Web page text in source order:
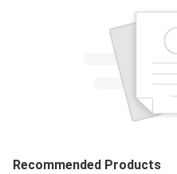
Recommended Products